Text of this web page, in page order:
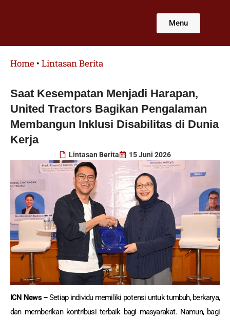
Menu
Home • Lintasan Berita
Saat Kesempatan Menjadi Harapan,
United Tractors Bagikan Pengalaman
Membangun Inklusi Disabilitas di Dunia
Kerja
Lintasan Berita 15 Juni 2026
ICN News –Setiap individu memiliki potensi untuk tumbuh, berkarya,
dan memberikan kontribusi terbaik bagi masyarakat. Namun, bagi